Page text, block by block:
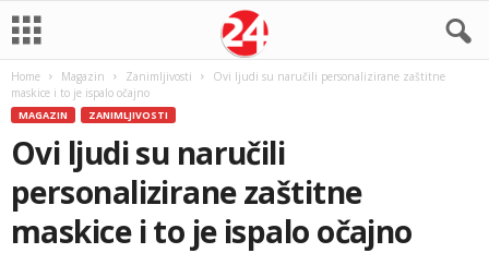
Home Magazin Zanimljivosti
Ovi ljudi su naručili personalizirane zaštitne
maskice i to je ispalo očajno
MAGAZIN ZANIMLJIVOSTI
Ovi ljudi su naručili
personalizirane zaštitne
maskice i to je ispalo očajno